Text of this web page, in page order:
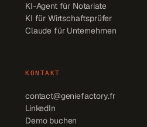
KI-Agent für Notariate
KI für Wirtschaftsprüfer
Claude für Unternehmen
KONTAKT
contact@geniefactory.fr
LinkedIn
Demo buchen